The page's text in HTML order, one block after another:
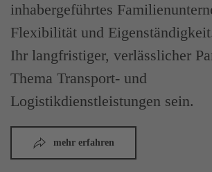
inhabergeführtes
Flexibilität und
Ihr langfristiger, verlässlicher
Thema Transport- und
Logistikdienstleistungen sein.
mehr erfahren